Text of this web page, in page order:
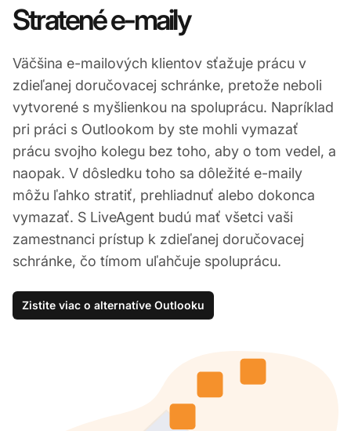
Stratené e-maily
Väčšina e-mailových klientov sťažuje prácu v
zdieľanej doručovacej schránke, pretože neboli
vytvorené s myšlienkou na spoluprácu. Napríklad
pri práci s Outlookom by ste mohli vymazať
prácu svojho kolegu bez toho, aby o tom vedel, a
naopak. V dôsledku toho sa dôležité e-maily
môžu ľahko stratiť, prehliadnuť alebo dokonca
vymazať. S LiveAgent budú mať všetci vaši
zamestnanci prístup k zdieľanej doručovacej
schránke, čo tímom uľahčuje spoluprácu.
Zistite viac o alternatíve Outlooku